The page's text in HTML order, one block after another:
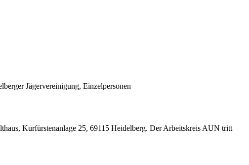
Jägervereinigung, Einzelpersonen
Kurfürstenanlage 25, 69115 Heidelberg. Der Arbeitskreis AUN tritt